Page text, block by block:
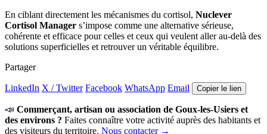
En ciblant directement les mécanismes du cortisol, Nuclever
Cortisol Manager s’impose comme une alternative sérieuse,
cohérente et efficace pour celles et ceux qui veulent aller au-delà des
solutions superficielles et retrouver un véritable équilibre.
Partager
LinkedIn X / Twitter Facebook WhatsApp Email Copier le lien
📣 Commerçant, artisan ou association de Goux-les-Usiers et
des environs ? Faites connaître votre activité auprès des habitants et
des visiteurs du territoire. Nous contacter →